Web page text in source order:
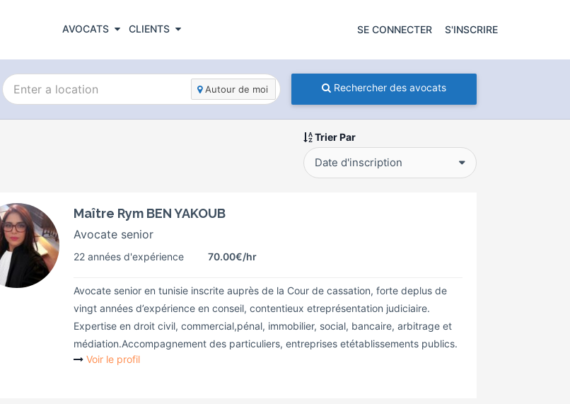
AVOCATS CLIENTS SE CONNECTER S'INSCRIRE
Autour de moi Rechercher des avocats
Trier Par
Date d'inscription
Maître Rym BEN YAKOUB
Avocate senior
22 années d'expérience 70.00€/hr
Avocate senior en tunisie inscrite auprès de la Cour de cassation, forte deplus de
vingt années d’expérience en conseil, contentieux etreprésentation judiciaire.
Expertise en droit civil, commercial,pénal, immobilier, social, bancaire, arbitrage et
médiation.Accompagnement des particuliers, entreprises etétablissements publics.
Voir le profil